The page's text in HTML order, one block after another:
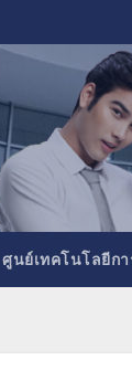
ศูนย์เทคโนโลยีก